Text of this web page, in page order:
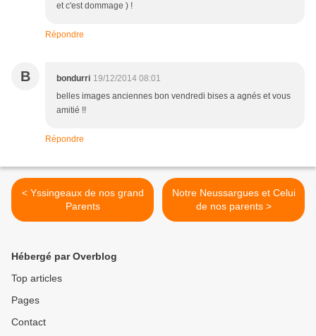
et c'est dommage ) !
Répondre
B bondurri 19/12/2014 08:01
belles images anciennes bon vendredi bises a agnés et vous
amitié !!
Répondre
< Yssingeaux de nos grand
Parents
Notre Neussargues et Celui
de nos parents >
Hébergé par Overblog
Top articles
Pages
Contact